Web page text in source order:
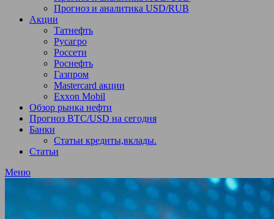
Прогноз и аналитика USD/RUB
Акции
Татнефть
Русагро
Россети
Роснефть
Газпром
Mastercard акции
Exxon Mobil
Обзор рынка нефти
Прогноз BTC/USD на сегодня
Банки
Статьи кредиты,вклады.
Статьи
Меню